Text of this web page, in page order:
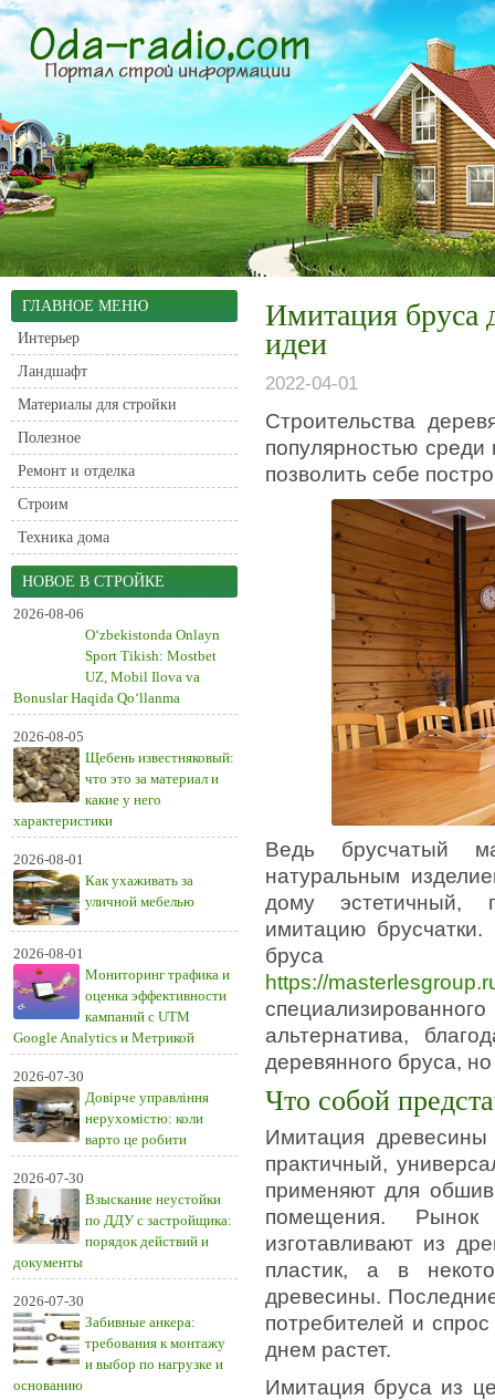
ГЛАВНОЕ МЕНЮ
Интерьер
Ландшафт
Материалы для стройки
Полезное
Ремонт и отделка
Строим
Техника дома
НОВОЕ В СТРОЙКЕ
2026-08-06
O‘zbekistonda Onlayn
Sport Tikish: Mostbet
UZ, Mobil Ilova va
Bonuslar Haqida Qo‘llanma
2026-08-05
Щебень известняковый:
что это за материал и
какие у него
характеристики
2026-08-01
Как ухаживать за
уличной мебелью
2026-08-01
Мониторинг трафика и
оценка эффективности
кампаний с UTM
Google Analytics и Метрикой
2026-07-30
Довірче управління
нерухомістю: коли
варто це робити
2026-07-30
Взыскание неустойки
по ДДУ с застройщика:
порядок действий и
документы
2026-07-30
Забивные анкера:
требования к монтажу
и выбор по нагрузке и
основанию
Имитация бруса
идеи
2022-04-01
Строительства
популярностью
позволить себе
Ведь брусчатый
натуральным
дому эстетичный,
имитацию
https://
альтернатива,
деревянного бруса,
Что собой
Имитация
практичный,
применяют для
помещения. Рынок
изготавливают из
пластик, а в
древесины.
потребителей и
днем растет.
Имитация бруса из